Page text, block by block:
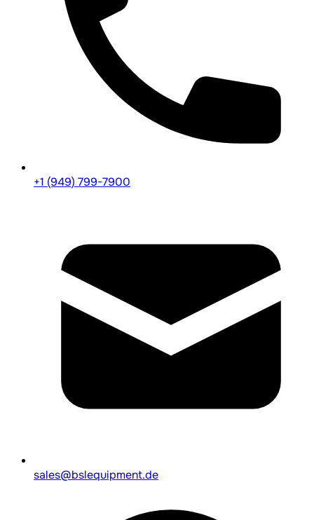
+1 (949) 799-7900
sales@bslequipment.de